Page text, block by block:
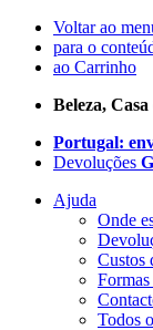
Voltar ao
para o
ao Carrinho
Beleza,
Portugal:
Devoluções
Ajuda
Onde
Custos
Todos